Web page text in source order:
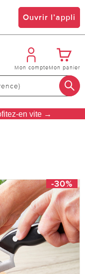
Ouvrir l’appli
Mon compteMon panier
en vite →
-30%